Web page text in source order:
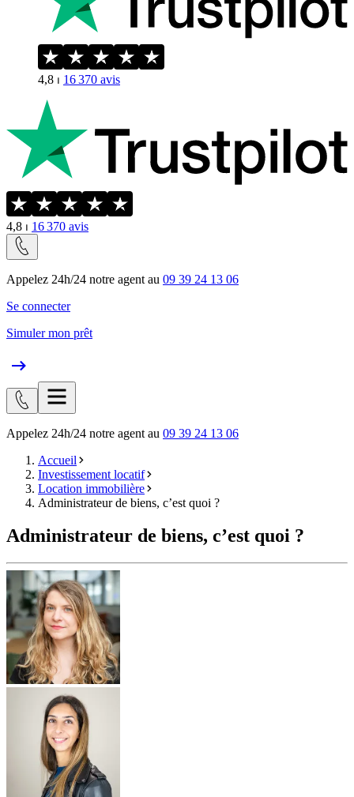
4,8 ⏐ 16 370 avis
4,8 ⏐ 16 370 avis
Appelez 24h/24 notre agent au 09 39 24 13 06
Se connecter
Simuler mon prêt
Appelez 24h/24 notre agent au 09 39 24 13 06
Accueil
Investissement locatif
Location immobilière
Administrateur de biens, c’est quoi ?
Administrateur de biens, c’est quoi ?